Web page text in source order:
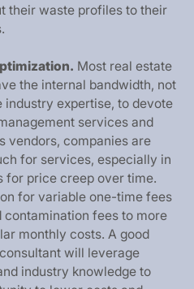
t their waste profiles to their
.
ptimization. Most real estate
ve the internal bandwidth, not
industry expertise, to devote
anagement services and
s vendors, companies are
ch for services, especially in
for price creep over time.
on for variable one-time fees
contamination fees to more
lar monthly costs. A good
consultant will leverage
nd industry knowledge to